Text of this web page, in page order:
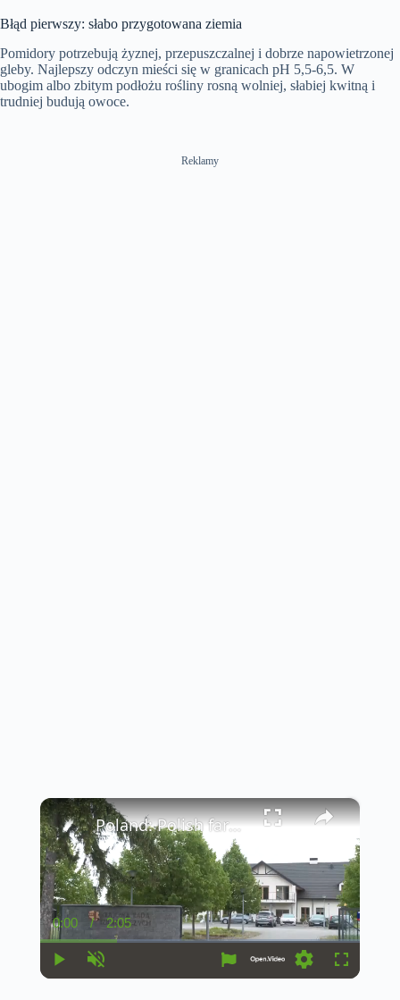
Błąd pierwszy: słabo przygotowana ziemia
Pomidory potrzebują żyznej, przepuszczalnej i dobrze napowietrzonej
gleby. Najlepszy odczyn mieści się w granicach pH 5,5-6,5. W
ubogim albo zbitym podłożu rośliny rosną wolniej, słabiej kwitną i
trudniej budują owoce.
Reklamy
×
C
u
r
e
0:00 /
D
u
t
2:05
Poland: Polish farmers grappling with soaring fertilizer prices as Iran war bites.